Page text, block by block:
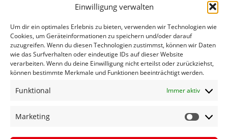
Einwilligung verwalten
Um dir ein optimales Erlebnis zu bieten, verwenden wir Technologien wie
Cookies, um Geräteinformationen zu speichern und/oder darauf
zuzugreifen. Wenn du diesen Technologien zustimmst, können wir Daten
wie das Surfverhalten oder eindeutige IDs auf dieser Website
verarbeiten. Wenn du deine Einwilligung nicht erteilst oder zurückziehst,
können bestimmte Merkmale und Funktionen beeinträchtigt werden.
Funktional Immer aktiv
Marketing
Wir sind gegen Zinswucher bei Dispokreditzinsen in der
Schuldnerberatung für Betroffene verbessern. Dies ist
Opposition keine Rolle spielte. Meine Plenarrede zur